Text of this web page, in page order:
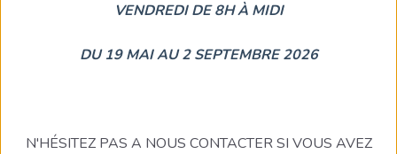
VENDREDI DE 8H À MIDI
DU 19 MAI AU 2 SEPTEMBRE 2026
N'HÉSITEZ PAS A NOUS CONTACTER SI VOUS AVEZ